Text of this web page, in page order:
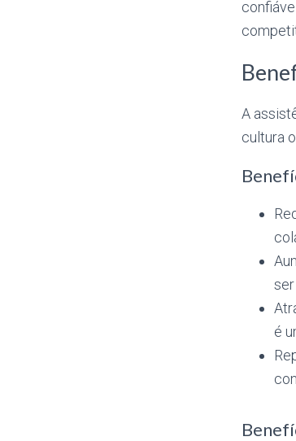
A
cultura
é